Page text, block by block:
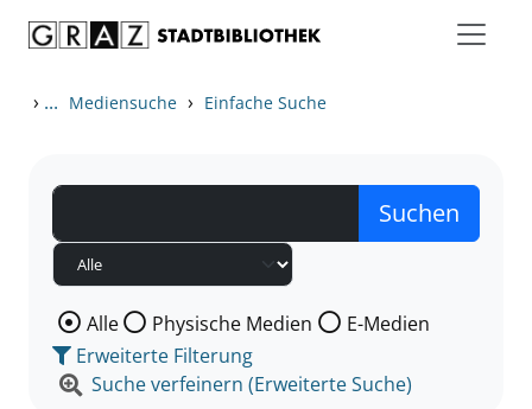
› ... Mediensuche › Einfache Suche
Wählen Sie die Medienart nach der Sie suchen wollen.
Alle Physische Medien
E-Medien
Erweiterte Filterung
Suche verfeinern (Erweiterte Suche)